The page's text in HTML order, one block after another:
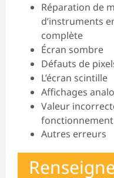
Réparation de
d’instruments
complète
Écran sombre
Défauts de
L’écran scintille
Affichages
Valeur
Autres erreurs